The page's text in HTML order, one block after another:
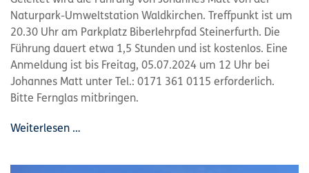
Naturpark-Umweltstation Waldkirchen. Treffpunkt ist um
20.30 Uhr am Parkplatz Biberlehrpfad Steinerfurth. Die
Führung dauert etwa 1,5 Stunden und ist kostenlos. Eine
Anmeldung ist bis Freitag, 05.07.2024 um 12 Uhr bei
Johannes Matt unter Tel.: 0171 361 0115 erforderlich.
Bitte Fernglas mitbringen.
Weiterlesen …